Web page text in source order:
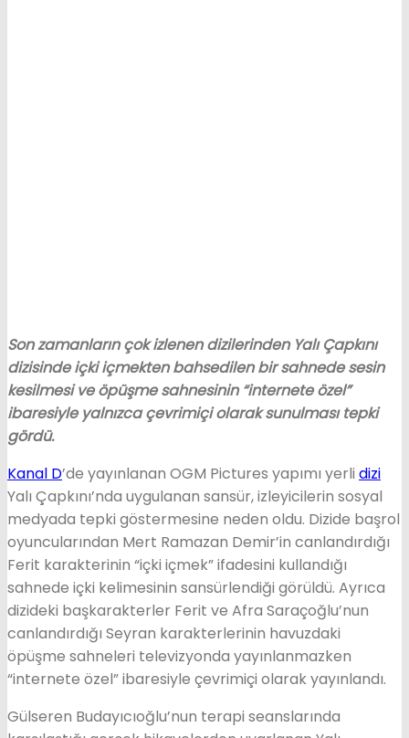
Son zamanların çok izlenen dizilerinden Yalı Çapkını
dizisinde içki içmekten bahsedilen bir sahnede sesin
kesilmesi ve öpüşme sahnesinin “internete özel”
ibaresiyle yalnızca çevrimiçi olarak sunulması tepki
gördü.
Kanal D’de yayınlanan OGM Pictures yapımı yerli dizi
Yalı Çapkını’nda uygulanan sansür, izleyicilerin sosyal
medyada tepki göstermesine neden oldu. Dizide başrol
oyuncularından Mert Ramazan Demir’in canlandırdığı
Ferit karakterinin “içki içmek” ifadesini kullandığı
sahnede içki kelimesinin sansürlendiği görüldü. Ayrıca
dizideki başkarakterler Ferit ve Afra Saraçoğlu’nun
canlandırdığı Seyran karakterlerinin havuzdaki
öpüşme sahneleri televizyonda yayınlanmazken
“internete özel” ibaresiyle çevrimiçi olarak yayınlandı.
Gülseren Budayıcıoğlu’nun terapi seanslarında